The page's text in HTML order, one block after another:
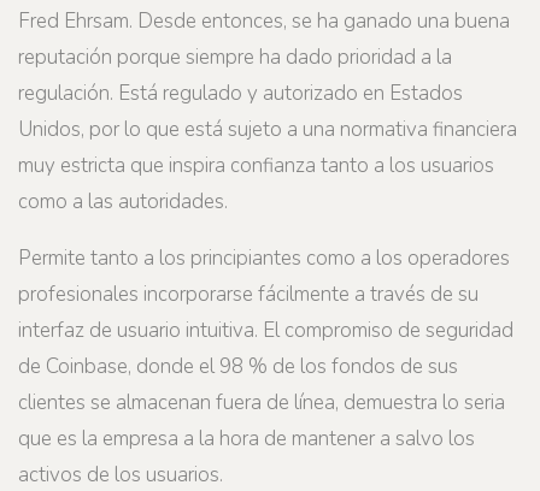
Fred Ehrsam. Desde entonces, se ha ganado una buena
reputación porque siempre ha dado prioridad a la
regulación. Está regulado y autorizado en Estados
Unidos, por lo que está sujeto a una normativa financiera
muy estricta que inspira confianza tanto a los usuarios
como a las autoridades.
Permite tanto a los principiantes como a los operadores
profesionales incorporarse fácilmente a través de su
interfaz de usuario intuitiva. El compromiso de seguridad
de Coinbase, donde el 98 % de los fondos de sus
clientes se almacenan fuera de línea, demuestra lo seria
que es la empresa a la hora de mantener a salvo los
activos de los usuarios.